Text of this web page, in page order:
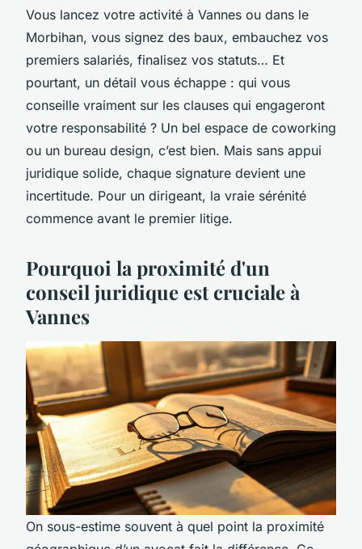
Vous lancez votre activité à Vannes ou dans le
Morbihan, vous signez des baux, embauchez vos
premiers salariés, finalisez vos statuts… Et
pourtant, un détail vous échappe : qui vous
conseille vraiment sur les clauses qui engageront
votre responsabilité ? Un bel espace de coworking
ou un bureau design, c’est bien. Mais sans appui
juridique solide, chaque signature devient une
incertitude. Pour un dirigeant, la vraie sérénité
commence avant le premier litige.
Pourquoi la proximité d'un
conseil juridique est cruciale à
Vannes
On sous-estime souvent à quel point la proximité